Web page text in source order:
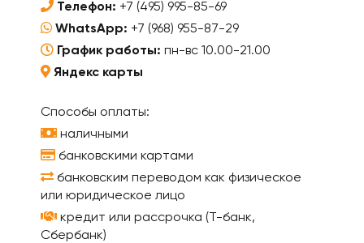
Телефон: +7 (495) 995-85-69
WhatsApp: +7 (968) 955-87-29
График работы: пн-вс 10.00-21.00
Яндекс карты
Способы оплаты:
наличными
банковскими картами
банковским переводом как физическое
или юридическое лицо
кредит или рассрочка (Т-банк,
Сбербанк)